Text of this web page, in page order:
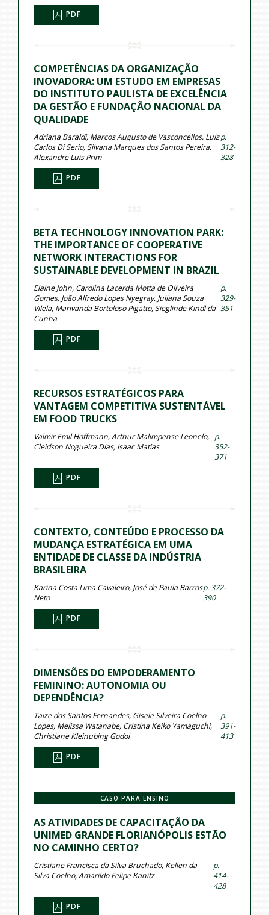
PDF
COMPETÊNCIAS DA ORGANIZAÇÃO
INOVADORA: UM ESTUDO EM EMPRESAS
DO INSTITUTO PAULISTA DE EXCELÊNCIA
DA GESTÃO E FUNDAÇÃO NACIONAL DA
QUALIDADE
Adriana Baraldi, Marcos Augusto de Vasconcellos, Luiz
Carlos Di Serio, Silvana Marques dos Santos Pereira,
Alexandre Luis Prim
p.
312-
328
PDF
BETA TECHNOLOGY INNOVATION PARK:
THE IMPORTANCE OF COOPERATIVE
NETWORK INTERACTIONS FOR
SUSTAINABLE DEVELOPMENT IN BRAZIL
Elaine John, Carolina Lacerda Motta de Oliveira
Gomes, João Alfredo Lopes Nyegray, Juliana Souza
Vilela, Marivanda Bortoloso Pigatto, Sieglinde Kindl da
Cunha
p.
329-
351
PDF
RECURSOS ESTRATÉGICOS PARA
VANTAGEM COMPETITIVA SUSTENTÁVEL
EM FOOD TRUCKS
Valmir Emil Hoffmann, Arthur Malimpense Leonelo,
Cleidson Nogueira Dias, Isaac Matias
p.
352-
371
PDF
CONTEXTO, CONTEÚDO E PROCESSO DA
MUDANÇA ESTRATÉGICA EM UMA
ENTIDADE DE CLASSE DA INDÚSTRIA
BRASILEIRA
Karina Costa Lima Cavaleiro, José de Paula Barros
Neto
p. 372-
390
PDF
DIMENSÕES DO EMPODERAMENTO
FEMININO: AUTONOMIA OU
DEPENDÊNCIA?
Taize dos Santos Fernandes, Gisele Silveira Coelho
Lopes, Melissa Watanabe, Cristina Keiko Yamaguchi,
Christiane Kleinubing Godoi
p.
391-
413
PDF
CASO PARA ENSINO
AS ATIVIDADES DE CAPACITAÇÃO DA
UNIMED GRANDE FLORIANÓPOLIS ESTÃO
NO CAMINHO CERTO?
Cristiane Francisca da Silva Bruchado, Kellen da
Silva Coelho, Amarildo Felipe Kanitz
p.
414-
428
PDF